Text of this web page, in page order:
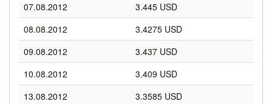
07.08.2012
3.445 USD
08.08.2012
3.4275 USD
09.08.2012
3.437 USD
10.08.2012
3.409 USD
13.08.2012
3.3585 USD